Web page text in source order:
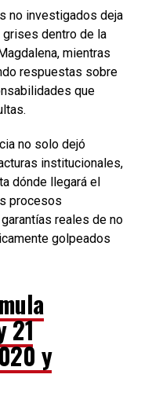
no investigados deja
dentro de la
mientras
respuestas sobre
que
no solo dejó
institucionales,
dónde llegará el
procesos
reales de no
golpeados
21
y